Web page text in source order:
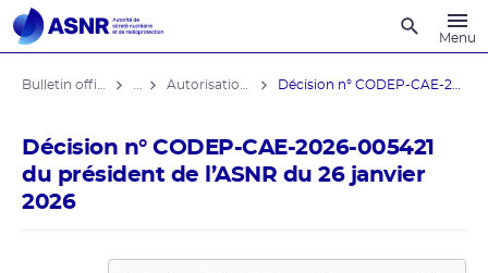
Menu
Décision n° CODEP-CAE-2026-005421
du président de l’ASNR du 26 janvier
2026